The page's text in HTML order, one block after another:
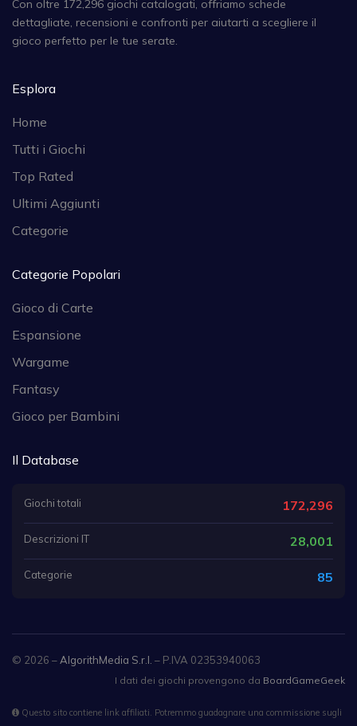
Con oltre 172,296 giochi catalogati, offriamo schede
dettagliate, recensioni e confronti per aiutarti a scegliere il
gioco perfetto per le tue serate.
Esplora
Home
Tutti i Giochi
Top Rated
Ultimi Aggiunti
Categorie
Categorie Popolari
Gioco di Carte
Espansione
Wargame
Fantasy
Gioco per Bambini
Il Database
Giochi totali 172,296
Descrizioni IT 28,001
Categorie 85
© 2026 – AlgorithMedia S.r.l. – P.IVA 02353940063
I dati dei giochi provengono da BoardGameGeek
Questo sito contiene link affiliati. Potremmo guadagnare una commissione sugli